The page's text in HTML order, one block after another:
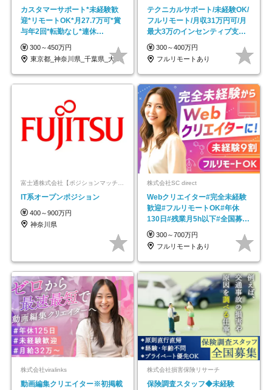
カスタマーサポート*未経験歓
迎*リモートOK*月27.7万可*賞
与年2回*転勤なし*連休
OK/ZE010232
300～450万円
東京都_神奈川県_千葉県_大阪府_愛知県…
テクニカルサポート/未経験OK/
フルリモート/月収31万円可/月
最大3万のインセンティブ支給/
平均年齢33歳
300～400万円
フルリモートあり
IT系オープンポジション
400～900万円
神奈川県
株式会社SC direct
Webクリエイター#完全未経験
歓迎#フルリモートOK#年休
130日#残業月5h以下#全国募集
#最大1年の研修
300～700万円
フルリモートあり
株式会社viralinks
動画編集クリエイター※初掲載
株式会社損害保険リサーチ
保険調査スタッフ◆未経験